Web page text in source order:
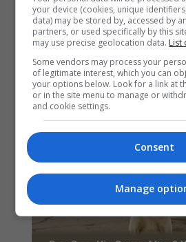
your device (cookies, unique
data) may be stored by, accessed by
partners, or used specifically by this
may use precise geolocation data. List
Some vendors may process your
of legitimate interest, which you can
your options below. Look for a link at
or in the site menu to manage or
and cookie settings.
Consent
Manage